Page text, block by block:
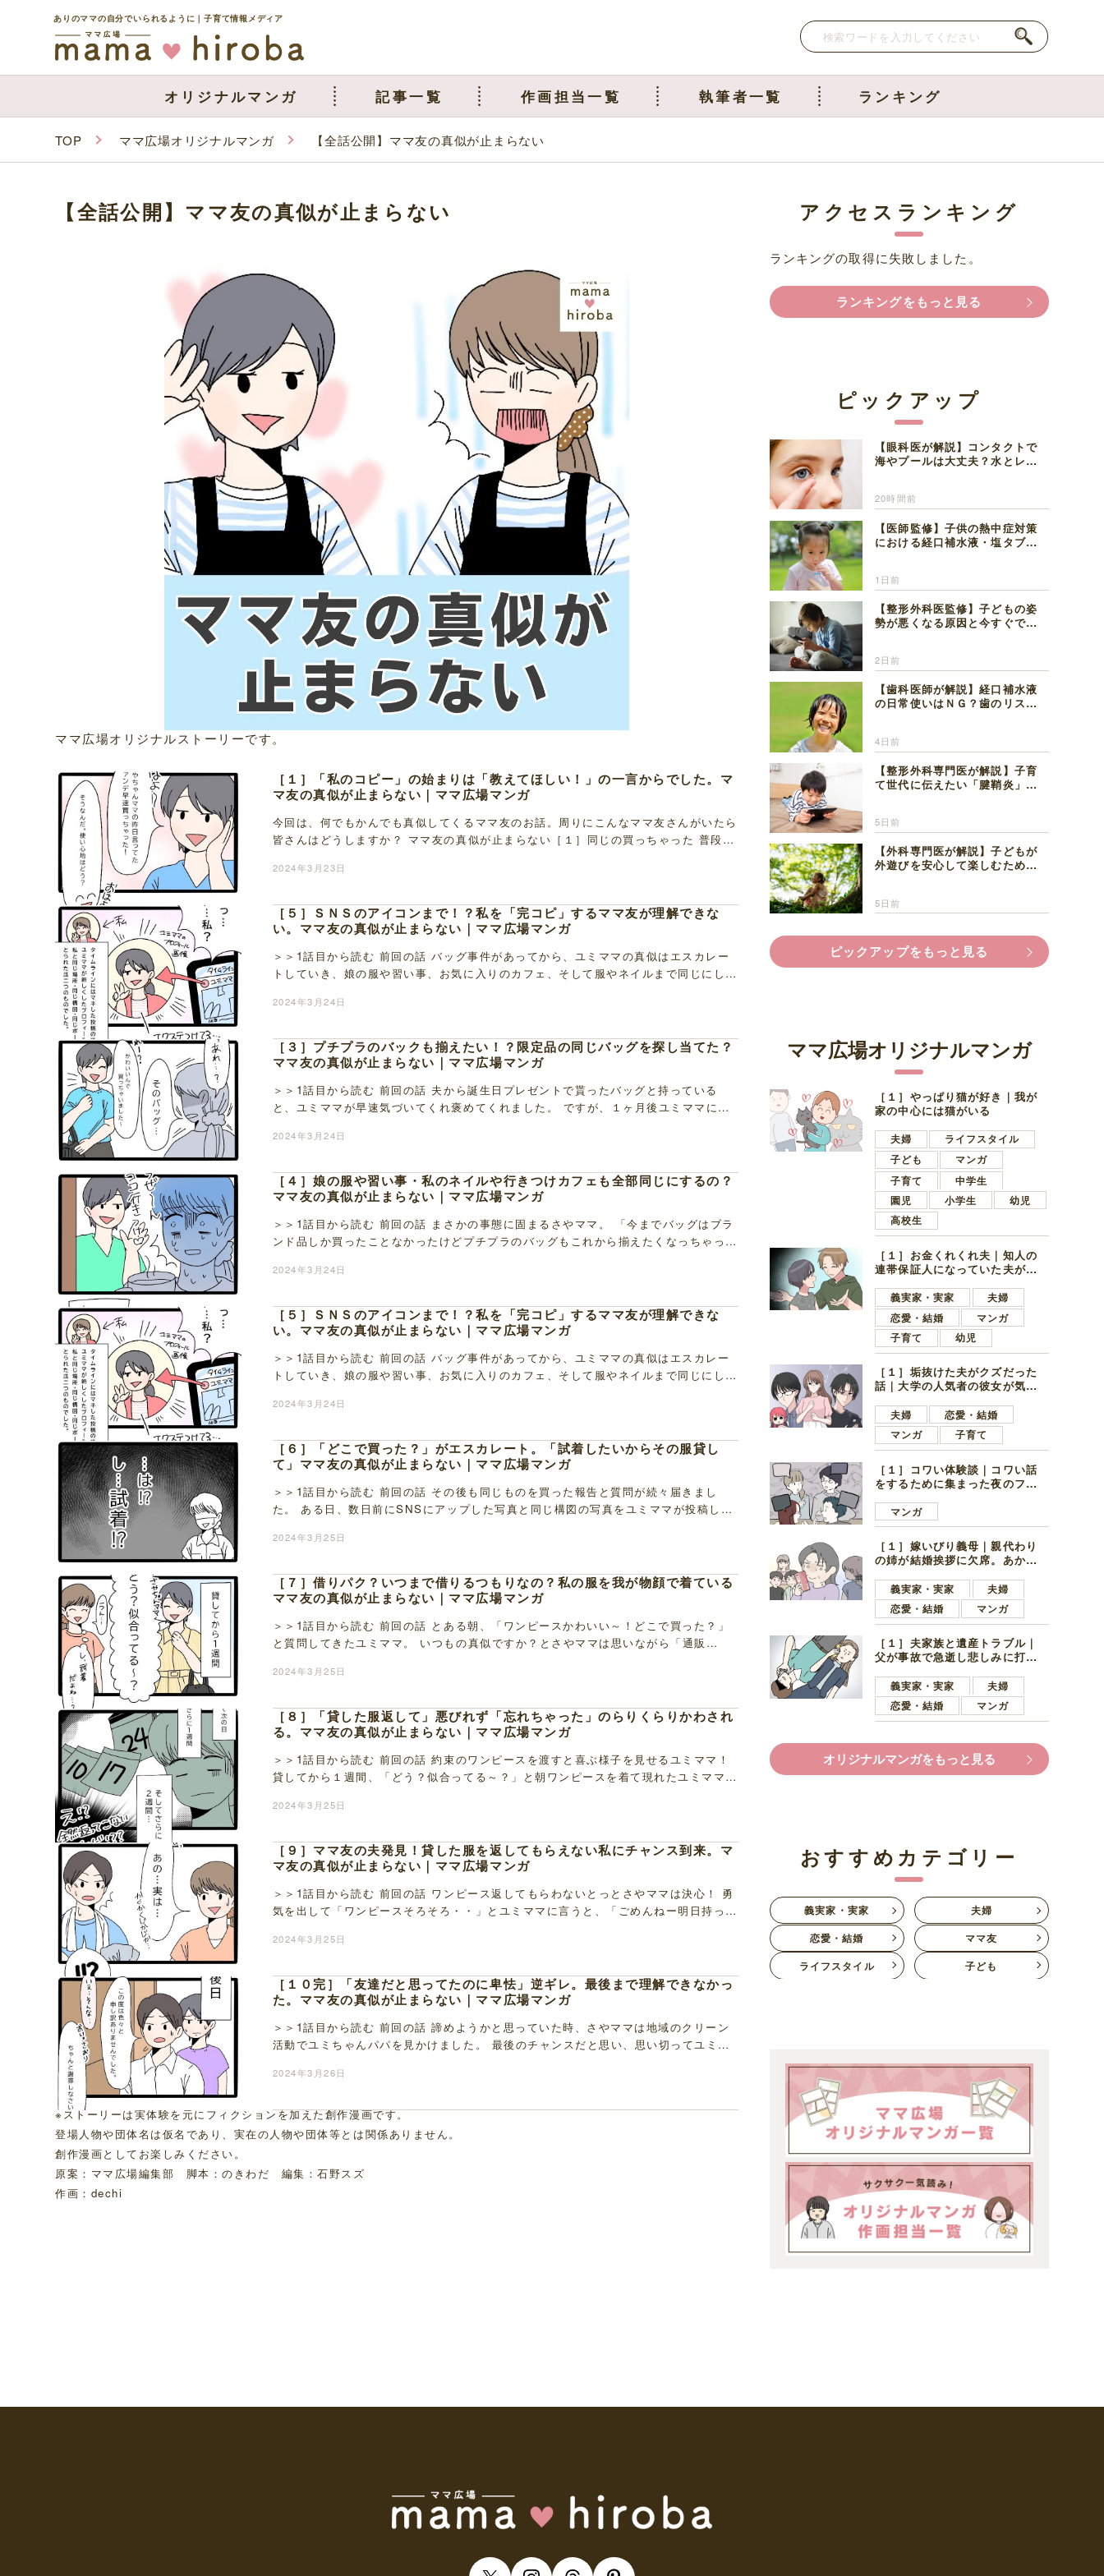
ありのママの自分でいられるように｜子育て情報メディア
オリジナルマンガ 記事一覧 作画担当一覧 執筆者一覧 ランキング
TOP ママ広場オリジナルマンガ 【全話公開】ママ友の真似が止まらない
【全話公開】ママ友の真似が止まらない
ママ広場オリジナルストーリーです。
［１］「私のコピー」の始まりは「教えてほしい！」の一言からでした。マ
マ友の真似が止まらない｜ママ広場マンガ
今回は、何でもかんでも真似してくるママ友のお話。周りにこんなママ友さんがいたら
皆さんはどうしますか？ ママ友の真似が止まらない［１］同じの買っちゃった 普段仲
2024年3月23日
［５］ＳＮＳのアイコンまで！？私を「完コピ」するママ友が理解できな
い。ママ友の真似が止まらない｜ママ広場マンガ
＞＞1話目から読む 前回の話 バッグ事件があってから、ユミママの真似はエスカレー
トしていき、娘の服や習い事、お気に入りのカフェ、そして服やネイルまで同じにして
2024年3月24日
［３］プチプラのバックも揃えたい！？限定品の同じバッグを探し当てた？
ママ友の真似が止まらない｜ママ広場マンガ
＞＞1話目から読む 前回の話 夫から誕生日プレゼントで貰ったバッグと持っている
と、ユミママが早速気づいてくれ褒めてくれました。 ですが、１ヶ月後ユミママに会
2024年3月24日
［４］娘の服や習い事・私のネイルや行きつけカフェも全部同じにするの？
ママ友の真似が止まらない｜ママ広場マンガ
＞＞1話目から読む 前回の話 まさかの事態に固まるさやママ。 「今までバッグはブラ
ンド品しか買ったことなかったけどプチプラのバッグもこれから揃えたくなっちゃった
2024年3月24日
［５］ＳＮＳのアイコンまで！？私を「完コピ」するママ友が理解できな
い。ママ友の真似が止まらない｜ママ広場マンガ
＞＞1話目から読む 前回の話 バッグ事件があってから、ユミママの真似はエスカレー
トしていき、娘の服や習い事、お気に入りのカフェ、そして服やネイルまで同じにして
2024年3月24日
［６］「どこで買った？」がエスカレート。「試着したいからその服貸し
て」ママ友の真似が止まらない｜ママ広場マンガ
＞＞1話目から読む 前回の話 その後も同じものを買った報告と質問が続々届きまし
た。 ある日、数日前にSNSにアップした写真と同じ構図の写真をユミママが投稿して
2024年3月25日
［７］借りパク？いつまで借りるつもりなの？私の服を我が物顔で着ている
ママ友の真似が止まらない｜ママ広場マンガ
＞＞1話目から読む 前回の話 とある朝、「ワンピースかわいい～！どこで買った？」
と質問してきたユミママ。 いつもの真似ですか？とさやママは思いながら「通販
2024年3月25日
［８］「貸した服返して」悪びれず「忘れちゃった」のらりくらりかわされ
る。ママ友の真似が止まらない｜ママ広場マンガ
＞＞1話目から読む 前回の話 約束のワンピースを渡すと喜ぶ様子を見せるユミママ！
貸してから１週間、「どう？似合ってる～？」と朝ワンピースを着て現れたユミママに
2024年3月25日
［９］ママ友の夫発見！貸した服を返してもらえない私にチャンス到来。マ
マ友の真似が止まらない｜ママ広場マンガ
＞＞1話目から読む 前回の話 ワンピース返してもらわないとっとさやママは決心！ 勇
気を出して「ワンピースそろそろ・・」とユミママに言うと、「ごめんねー明日持って
2024年3月25日
［１０完］「友達だと思ってたのに卑怯」逆ギレ。最後まで理解できなかっ
た。ママ友の真似が止まらない｜ママ広場マンガ
＞＞1話目から読む 前回の話 諦めようかと思っていた時、さやママは地域のクリーン
活動でユミちゃんパパを見かけました。 最後のチャンスだと思い、思い切ってユミち
2024年3月26日
※ストーリーは実体験を元にフィクションを加えた創作漫画です。
登場人物や団体名は仮名であり、実在の人物や団体等とは関係ありません。
創作漫画としてお楽しみください。
原案：ママ広場編集部 脚本：のきわだ 編集：石野スズ
作画：dechi
アクセスランキング
ランキングの取得に失敗しました。
ランキングをもっと見る
ピックアップ
【眼科医が解説】コンタクトで
海やプールは大丈夫？水とレン
20時間前
【医師監修】子供の熱中症対策
における経口補水液・塩タブレ
1日前
【整形外科医監修】子どもの姿
勢が悪くなる原因と今すぐでき
2日前
【歯科医師が解説】経口補水液
の日常使いはＮＧ？歯のリスク
4日前
【整形外科専門医が解説】子育
て世代に伝えたい「腱鞘炎」の
5日前
【外科専門医が解説】子どもが
外遊びを安心して楽しむため
5日前
ピックアップをもっと見る
ママ広場オリジナルマンガ
［１］やっぱり猫が好き｜我が
家の中心には猫がいる
夫婦
ライフスタイル
子ども
マンガ
子育て
中学生
園児
小学生
幼児
高校生
［１］お金くれくれ夫｜知人の
連帯保証人になっていた夫が家
言ってきた
義実家・実家
夫婦
恋愛・結婚
マンガ
子育て
幼児
［１］垢抜けた夫がクズだった
話｜大学の人気者の彼女が気に
子学生
夫婦
恋愛・結婚
マンガ
子育て
［１］コワい体験談｜コワい話
をするために集まった夜のファ
好きの男の子ママ
マンガ
［１］嫁いびり義母｜親代わり
の姉が結婚挨拶に欠席。あから
義実家・実家
夫婦
恋愛・結婚
マンガ
［１］夫家族と遺産トラブル｜
父が事故で急逝し悲しみに打ち
ます夫
義実家・実家
夫婦
恋愛・結婚
マンガ
オリジナルマンガをもっと見る
おすすめカテゴリー
義実家・実家
夫婦
恋愛・結婚
ママ友
ライフスタイル
子ども